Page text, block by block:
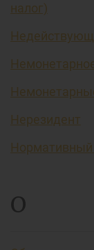
налог)
Нерезидент
Нормативный
О